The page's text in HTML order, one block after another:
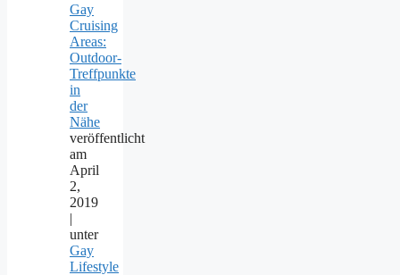
Gay
Cruising
Areas:
Outdoor-
Treffpunkte
in
der
Nähe
veröffentlicht
am
April
2,
2019
|
unter
Gay
Lifestyle